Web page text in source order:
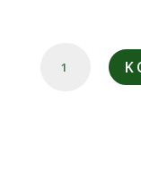
COALADENT
FOGSELYEM